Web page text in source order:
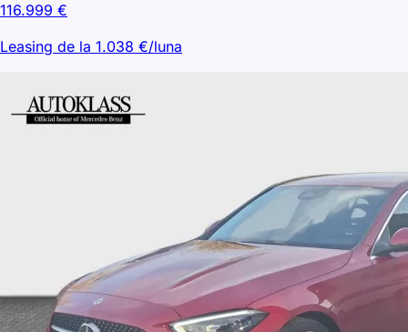
116.999 €
Leasing de la 1.038 €/luna